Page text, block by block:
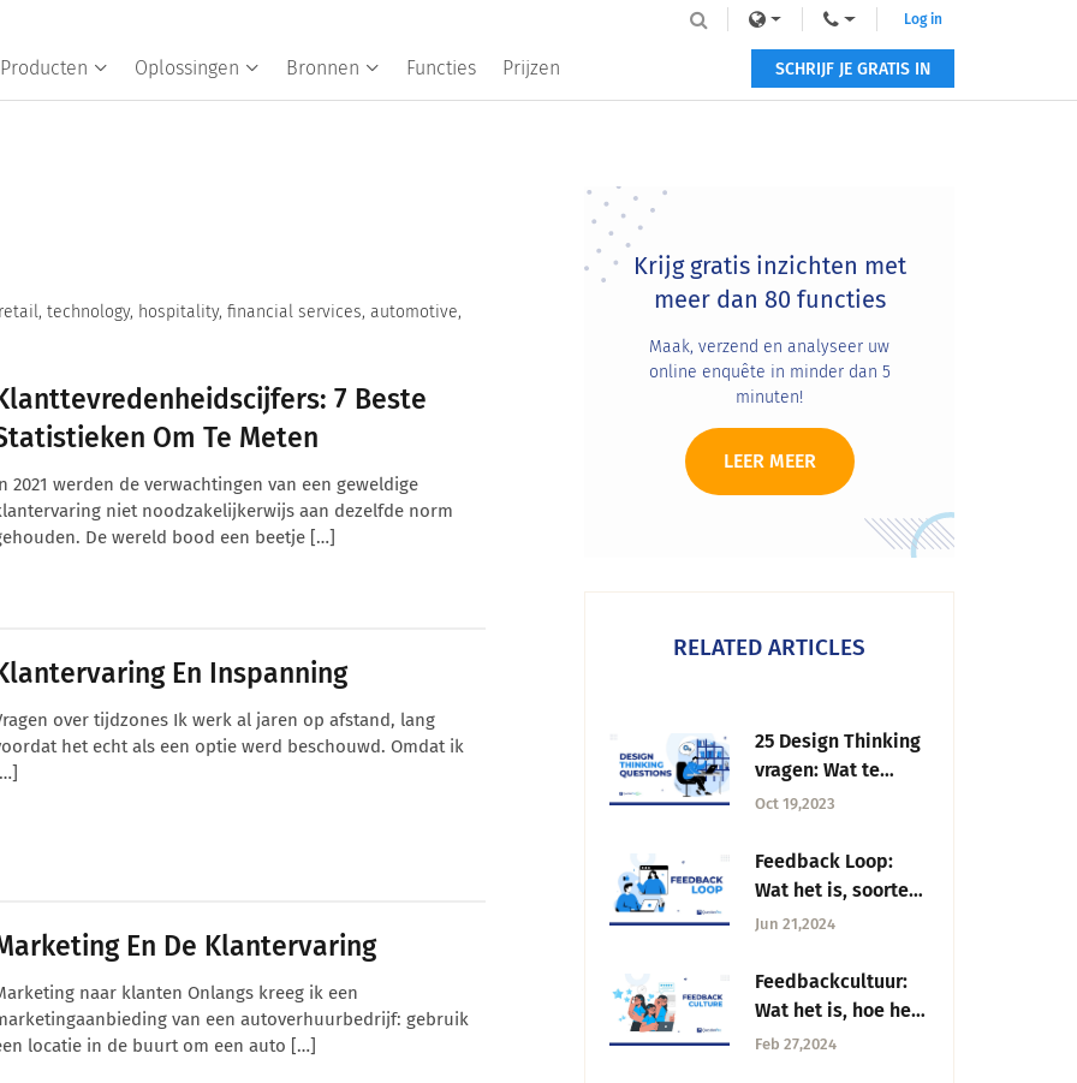
Producten Oplossingen Bronnen Functies Prijzen
Log in
SCHRIJF JE GRATIS IN
technology, hospitality, financial services, automotive,
7 Beste
Om Te Meten
2021 werden de verwachtingen van een geweldige
niet noodzakelijkerwijs aan dezelfde norm
De wereld bood een beetje […]
En Inspanning
over tijdzones Ik werk al jaren op afstand, lang
het echt als een optie werd beschouwd. Omdat ik
En De Klantervaring
naar klanten Onlangs kreeg ik een
van een autoverhuurbedrijf: gebruik
locatie in de buurt om een auto […]
Primary
Sidebar
Krijg gratis inzichten met
meer dan 80 functies
Maak, verzend en analyseer uw
online enquête in minder dan 5
minuten!
LEER MEER
RELATED ARTICLES
25 Design Thinking
vragen: Wat te
vragen +
en
Oct 19,2023
Feedback Loop:
Wat het is, soorten
en hoe het werkt?
Jun 21,2024
Feedbackcultuur:
Wat het is, hoe het
op te bouwen,
Feb 27,2024